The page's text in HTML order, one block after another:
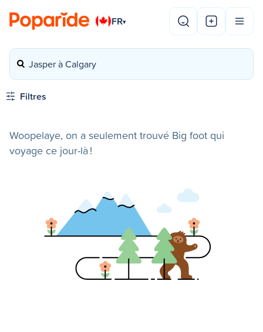
FR▾
Jasper à Calgary
Filtres
Woopelaye, on a seulement trouvé Big foot qui
voyage ce jour-là !